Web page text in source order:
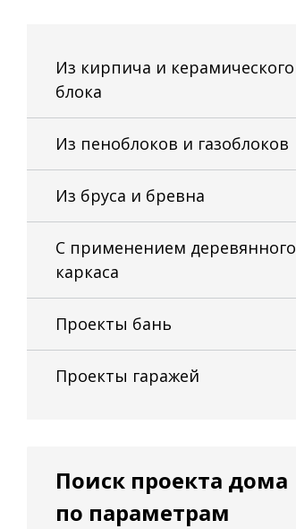
Из кирпича и керамического
блока
Из пеноблоков и газоблоков
Из бруса и бревна
С применением деревянного
каркаса
Проекты бань
Проекты гаражей
Поиск проекта дома
по параметрам